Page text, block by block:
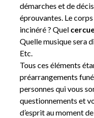
démarches et de
éprouvantes. Le
incinéré ? Quel
Quelle musique sera
Etc.
Tous ces éléments
préarrangements
personnes qui vous
questionnements et
d’esprit au moment